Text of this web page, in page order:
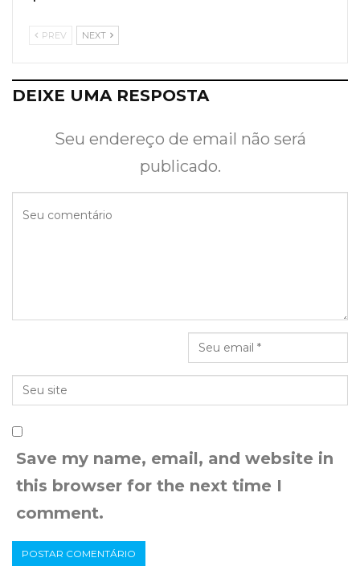
PREV NEXT
DEIXE UMA RESPOSTA
Seu endereço de email não será
publicado.
Save my name, email, and website in
this browser for the next time I
comment.